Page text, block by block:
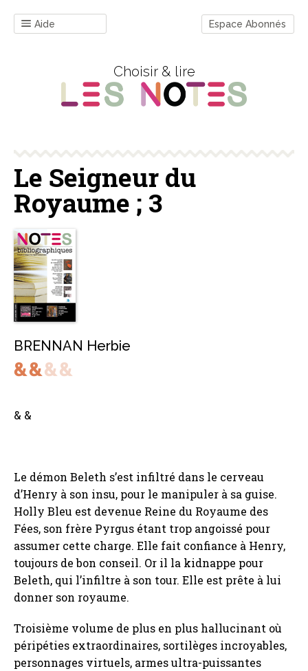
Aide Espace Abonnés
Choisir & lire
Le Seigneur du
Royaume ; 3
BRENNAN Herbie
& &
Le démon Beleth s’est infiltré dans le cerveau
d’Henry à son insu, pour le manipuler à sa guise.
Holly Bleu est devenue Reine du Royaume des
Fées, son frère Pyrgus étant trop angoissé pour
assumer cette charge. Elle fait confiance à Henry,
toujours de bon conseil. Or il la kidnappe pour
Beleth, qui l’infiltre à son tour. Elle est prête à lui
donner son royaume.
Troisième volume de plus en plus hallucinant où
péripéties extraordinaires, sortilèges incroyables,
personnages virtuels, armes ultra-puissantes